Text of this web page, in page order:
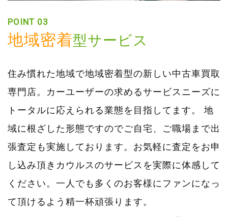
POINT 03
地域密着型サービス
住み慣れた地域で地域密着型の新しい中古車買取
専門店。カーユーザーの求めるサービスニーズに
トータルに応えられる業態を目指してます。 地
域に根ざした形態ですのでご自宅、ご職場まで出
張査定も実施しております。お気軽に査定をお申
し込み頂きカウルスのサービスを実際に体感して
ください。一人でも多くのお客様にファンになっ
て頂けるよう精一杯頑張ります。